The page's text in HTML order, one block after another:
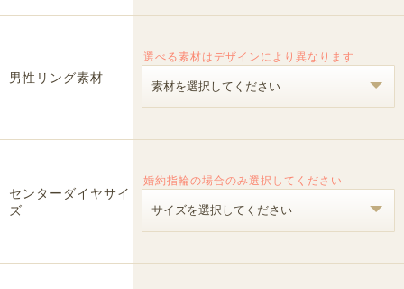
男性リング素材
選べる素材はデザインにより異なります
センターダイヤサイ
ズ
婚約指輪の場合のみ選択してください